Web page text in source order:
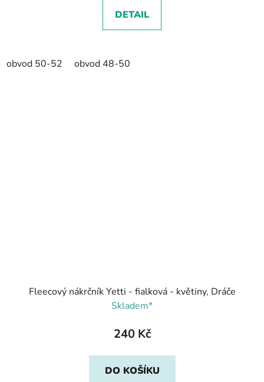
DETAIL
obvod 50-52 obvod 48-50
Fleecový nákrčník Yetti - fialková - květiny, Dráče
Skladem*
240 Kč
DO KOŠÍKU